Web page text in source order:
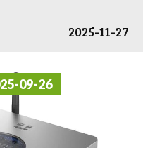
2025-11-27
09-26